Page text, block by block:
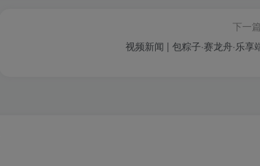
下一
视频新闻 | 包粽子·赛龙舟·乐享